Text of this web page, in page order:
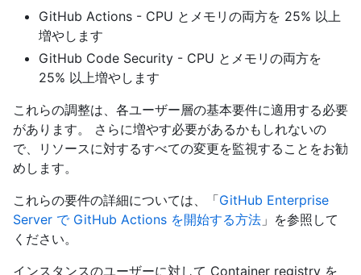
GitHub Actions - CPU とメモリの両方を 25% 以上
増やします
GitHub Code Security - CPU とメモリの両方を
25% 以上増やします
これらの調整は、各ユーザー層の基本要件に適用する必要
があります。 さらに増やす必要があるかもしれないの
で、リソースに対するすべての変更を監視することをお勧
めします。
これらの要件の詳細については、「GitHub Enterprise
Server で GitHub Actions を開始する方法 」を参照して
ください。
インスタンスのユーザーに対して Container registry を